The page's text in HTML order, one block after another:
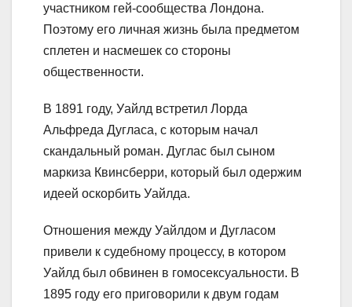
участником гей-сообщества Лондона.
Поэтому его личная жизнь была предметом
сплетен и насмешек со стороны
общественности.
В 1891 году, Уайлд встретил Лорда
Альфреда Дугласа, с которым начал
скандальный роман. Дуглас был сыном
маркиза Квинсберри, который был одержим
идеей оскорбить Уайлда.
Отношения между Уайлдом и Дугласом
привели к судебному процессу, в котором
Уайлд был обвинен в гомосексуальности. В
1895 году его приговорили к двум годам